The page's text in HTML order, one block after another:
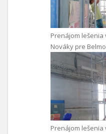
Prenájom lešenia
Nováky pre
Prenájom lešenia